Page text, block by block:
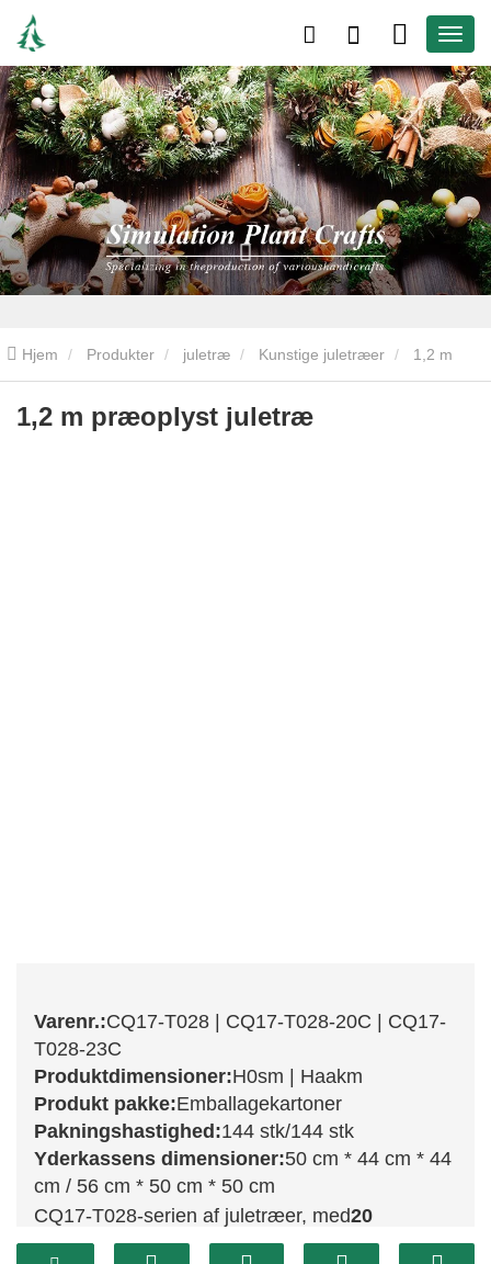
Hjem Produkter juletræ Kunstige juletræer
præoplyst juletræ
1,2 m præoplyst juletræ
Varenr.:CQ17-T028 | CQ17-T028-20C | CQ17-
T028-23C
Produktdimensioner:H0sm | Haakm
Produkt pakke:Emballagekartoner
Pakningshastighed:144 stk/144 stk
Yderkassens dimensioner:50 cm * 44 cm * 44
cm / 56 cm * 50 cm * 50 cm
CQ17-T028-serien af ​​juletræer, med20
cm(CQ17-T028-20C) og23 cm(CQ17-T028-